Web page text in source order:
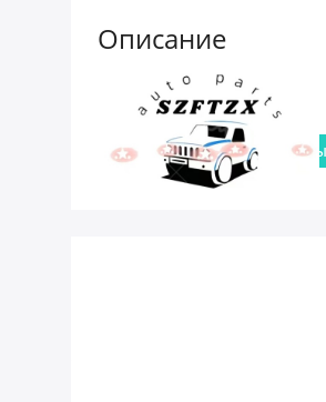
Описание
Добро
1003500A-EG01T